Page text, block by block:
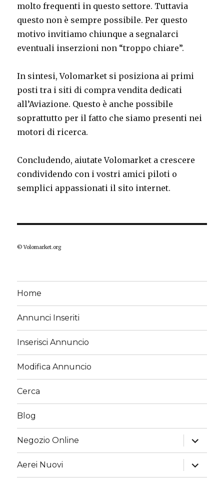
molto frequenti in questo settore. Tuttavia
questo non è sempre possibile. Per questo
motivo invitiamo chiunque a segnalarci
eventuali inserzioni non “troppo chiare”.
In sintesi, Volomarket si posiziona ai primi
posti tra i siti di compra vendita dedicati
all’Aviazione. Questo è anche possibile
soprattutto per il fatto che siamo presenti nei
motori di ricerca.
Concludendo, aiutate Volomarket a crescere
condividendo con i vostri amici piloti o
semplici appassionati il sito internet.
© Volomarket.org
Home
Annunci Inseriti
Inserisci Annuncio
Modifica Annuncio
Cerca
Blog
Negozio Online
apri
i
menu
child
Aerei Nuovi
apri
i